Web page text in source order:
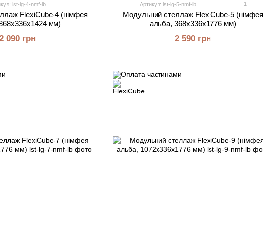
lst-lg-4-nmf-lb
FlexiCube-4 (німфея
мм)
2 090 грн
Артикул: lst-lg-5-nmf-lb 1
Модульний стеллаж FlexiCube-5 (німфея
альба, 368х336х1776 мм)
2 590 грн